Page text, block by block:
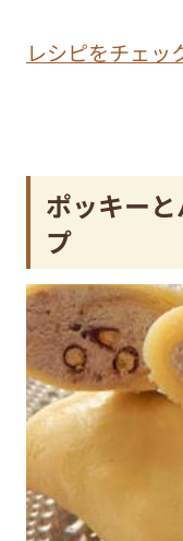
レシピをチェッ
ポッキー
プ